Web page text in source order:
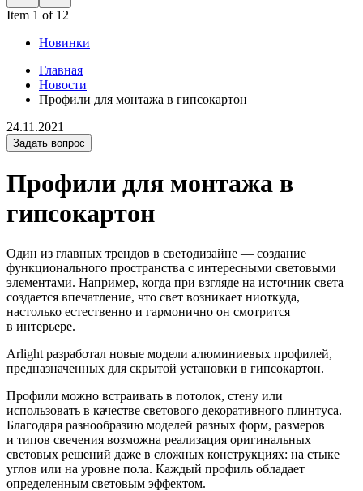
Item 1 of 12
Новинки
Главная
Новости
Профили для монтажа в гипсокартон
24.11.2021
Задать вопрос
Профили для монтажа в
гипсокартон
Один из главных трендов в светодизайне — создание
функционального пространства с интересными световыми
элементами. Например, когда при взгляде на источник света
создается впечатление, что свет возникает ниоткуда,
настолько естественно и гармонично он смотрится
в интерьере.
Arlight разработал новые модели алюминиевых профилей,
предназначенных для скрытой установки в гипсокартон.
Профили можно встраивать в потолок, стену или
использовать в качестве светового декоративного плинтуса.
Благодаря разнообразию моделей разных форм, размеров
и типов свечения возможна реализация оригинальных
световых решений даже в сложных конструкциях: на стыке
углов или на уровне пола. Каждый профиль обладает
определенным световым эффектом.